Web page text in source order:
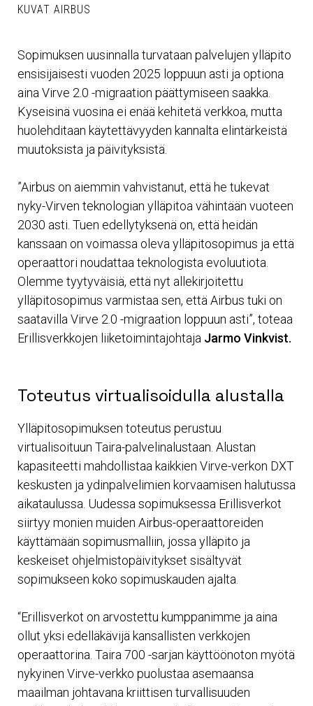
KUVAT AIRBUS
Sopimuksen uusinnalla turvataan palvelujen ylläpito
ensisijaisesti vuoden 2025 loppuun asti ja optiona
aina Virve 2.0 -migraation päättymiseen saakka.
Kyseisinä vuosina ei enää kehitetä verkkoa, mutta
huolehditaan käytettävyyden kannalta elintärkeistä
muutoksista ja päivityksistä.
”Airbus on aiemmin vahvistanut, että he tukevat
nyky-Virven teknologian ylläpitoa vähintään vuoteen
2030 asti. Tuen edellytyksenä on, että heidän
kanssaan on voimassa oleva ylläpitosopimus ja että
operaattori noudattaa teknologista evoluutiota.
Olemme tyytyväisiä, että nyt allekirjoitettu
ylläpitosopimus varmistaa sen, että Airbus tuki on
saatavilla Virve 2.0 -migraation loppuun asti”, toteaa
Erillisverkkojen liiketoimintajohtaja Jarmo Vinkvist.
Toteutus virtualisoidulla alustalla
Ylläpitosopimuksen toteutus perustuu
virtualisoituun Taira-palvelinalustaan. Alustan
kapasiteetti mahdollistaa kaikkien Virve-verkon DXT
keskusten ja ydinpalvelimien korvaamisen halutussa
aikataulussa. Uudessa sopimuksessa Erillisverkot
siirtyy monien muiden Airbus-operaattoreiden
käyttämään sopimusmalliin, jossa ylläpito ja
keskeiset ohjelmistopäivitykset sisältyvät
sopimukseen koko sopimuskauden ajalta.
“Erillisverkot on arvostettu kumppanimme ja aina
ollut yksi edelläkävijä kansallisten verkkojen
operaattorina. Taira 700 -sarjan käyttöönoton myötä
nykyinen Virve-verkko puolustaa asemaansa
maailman johtavana kriittisen turvallisuuden